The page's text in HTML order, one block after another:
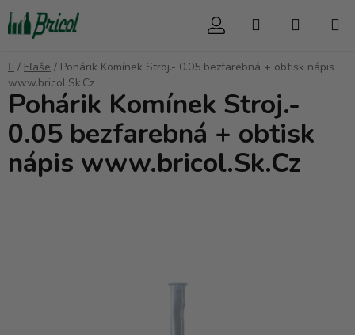
Prejsť
na
obsah
Hľadať
Domov
/ Fľaše / Pohárik Komínek Stroj.- 0.05 bezfarebná + obtisk nápis
www.bricol.Sk.Cz
Pohárik Komínek Stroj.-
0.05 bezfarebná + obtisk
nápis www.bricol.Sk.Cz